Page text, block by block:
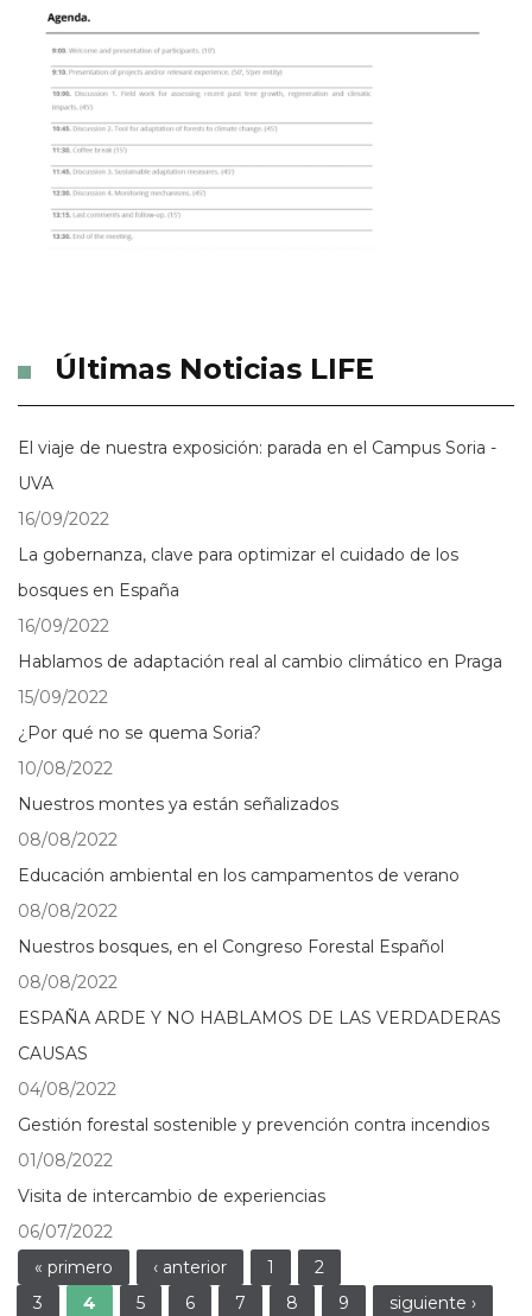
Últimas Noticias LIFE
El viaje de nuestra exposición: parada en el Campus Soria -
UVA
16/09/2022
La gobernanza, clave para optimizar el cuidado de los
bosques en España
16/09/2022
Hablamos de adaptación real al cambio climático en Praga
15/09/2022
¿Por qué no se quema Soria?
10/08/2022
Nuestros montes ya están señalizados
08/08/2022
Educación ambiental en los campamentos de verano
08/08/2022
Nuestros bosques, en el Congreso Forestal Español
08/08/2022
ESPAÑA ARDE Y NO HABLAMOS DE LAS VERDADERAS
CAUSAS
04/08/2022
Gestión forestal sostenible y prevención contra incendios
01/08/2022
Visita de intercambio de experiencias
06/07/2022
Páginas
« primero ‹ anterior 1
2
3
4 5 6 7 8 9
siguiente ›